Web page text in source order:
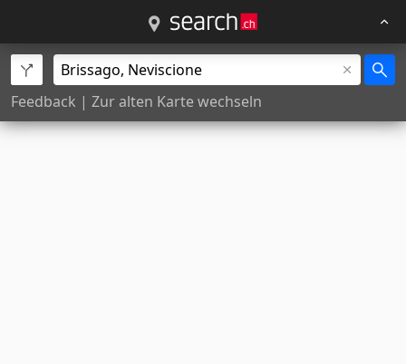
Feedback | Zur alten Karte wechseln